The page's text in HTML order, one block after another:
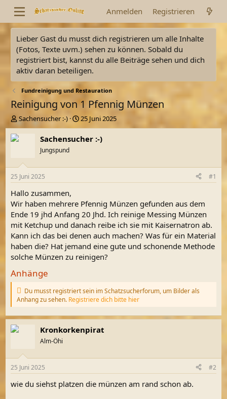
Anmelden Registrieren
Lieber Gast du musst dich registrieren um alle Inhalte
(Fotos, Texte uvm.) sehen zu können. Sobald du
registriert bist, kannst du alle Beiträge sehen und dich
aktiv daran beteiligen.
Fundreinigung und Restauration
Reinigung von 1 Pfennig Münzen
E
r
s
l
e
r
Sachensucher :-)
E
r
s
t
m
25 Juni 2025
Sachensucher :-)
Jungspund
25 Juni 2025 #1
Hallo zusammen,
Wir haben mehrere Pfennig Münzen gefunden aus dem
Ende 19 jhd Anfang 20 Jhd. Ich reinige Messing Münzen
mit Ketchup und danach reibe ich sie mit Kaisernatron ab.
Kann ich das bei denen auch machen? Was für ein Material
haben die? Hat jemand eine gute und schonende Methode
solche Münzen zu reinigen?
Anhänge
Du musst registriert sein im Schatzsucherforum, um Bilder als
Anhang zu sehen. Registriere dich bitte hier
Kronkorkenpirat
Alm-Öhi
25 Juni 2025 #2
wie du siehst platzen die münzen am rand schon ab.